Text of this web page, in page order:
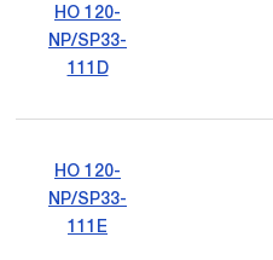
HO 120-
NP/SP33-
111D
HO 120-
NP/SP33-
111E